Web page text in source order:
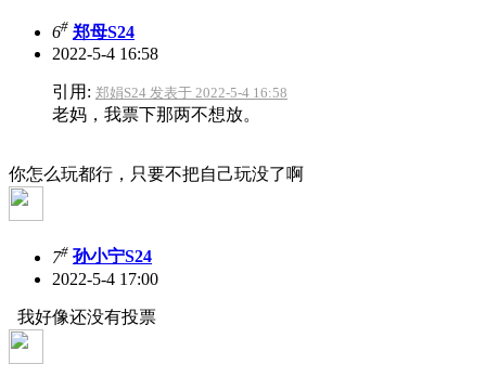
6# 郑母S24
2022-5-4 16:58
引用: 郑娟S24 发表于 2022-5-4 16:58
老妈，我票下那两不想放。
你怎么玩都行，只要不把自己玩没了啊
7# 孙小宁S24
2022-5-4 17:00
我好像还没有投票